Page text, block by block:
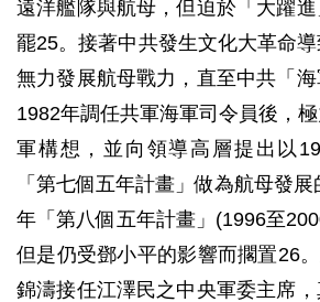
遠洋艦隊與航母，但迫於「大躍
罷25。接著中共發生文化大革命導
無力發展航母戰力，直至中共「
1982年調任共軍海軍司令員後，
軍構想，並向領導高層提出以
「第七個五年計畫」做為航母發
年「第八個五年計畫」(1996至
但是仍受鄧小平的影響而擱置26
錦濤接任江澤民之中央軍委主席